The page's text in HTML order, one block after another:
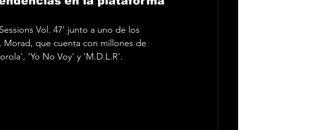
Vol. 47' junto a uno de los
Morad, que cuenta con millones de
'Yo No Voy' y 'M.D.L.R'.